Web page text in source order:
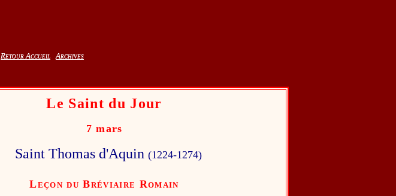
Retour Accueil Archives
Retour Accueil Archives
Le Saint du Jour
7 mars
Saint Thomas d'Aquin (1224-1274)
Leçon du Bréviaire Romain